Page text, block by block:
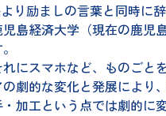
り励ましの言葉と同時に
島経済大学（現在の鹿児
にスマホなど、ものごと
劇的な変化と発展により
加工という点では劇的に